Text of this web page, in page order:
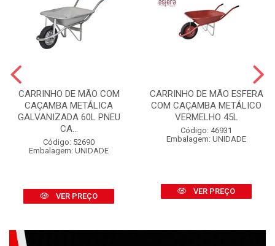
CARRINHO DE MÃO COM
CAÇAMBA METÁLICA
GALVANIZADA 60L PNEU
CA...
Código: 52690
Embalagem: UNIDADE
VER PREÇO
CARRINHO DE MÃO ESFERA
COM CAÇAMBA METÁLICO
VERMELHO 45L
Código: 46931
Embalagem: UNIDADE
VER PREÇO